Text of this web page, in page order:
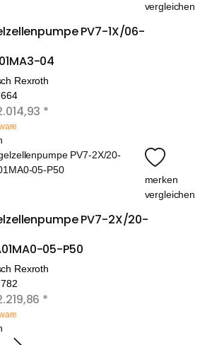
vergleichen
PV7-1X/06-
04
*
merken
vergleichen
PV7-2X/20-
05-P50
*